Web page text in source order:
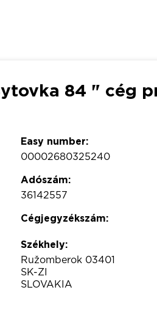
84 " cég
Easy number:
00002680325240
Adószám:
36142557
Cégjegyzékszám:
Székhely:
Ružomberok 03401
SK-ZI
SLOVAKIA